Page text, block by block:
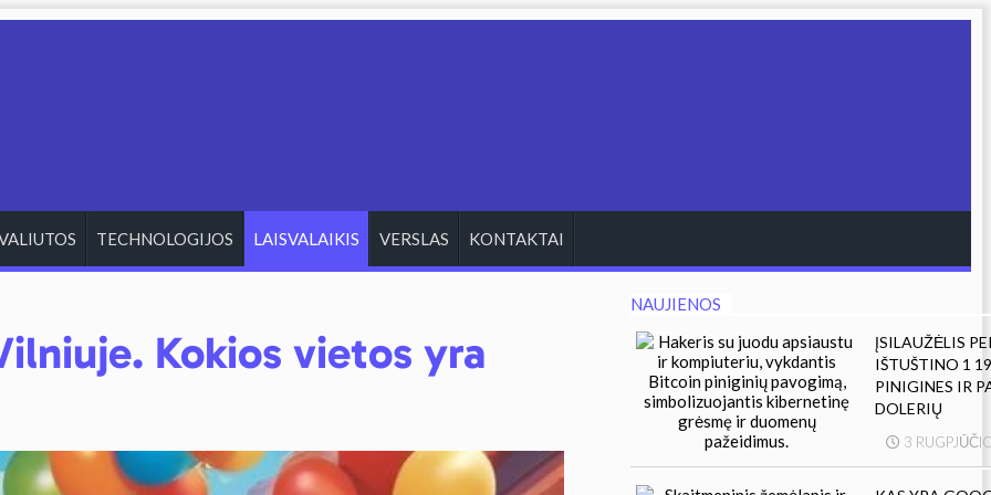
TECHNOLOGIJOS LAISVALAIKIS VERSLAS KONTAKTAI
Kokios vietos yra
NAUJIENOS
ĮSILAUŽĖLIS
IŠTUŠTINO 1
PINIGINES IR
DOLERIŲ
3